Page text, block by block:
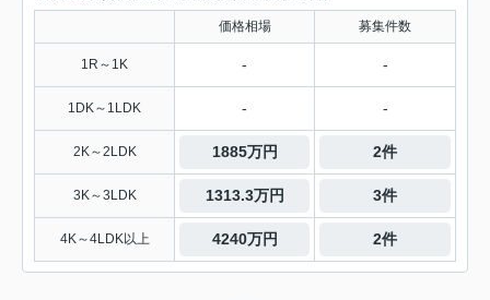
価格相場 募集件数
1R～1K - -
1DK～1LDK - -
2K～2LDK 1885万円 2件
3K～3LDK 1313.3万円 3件
4K～4LDK以上 4240万円 2件